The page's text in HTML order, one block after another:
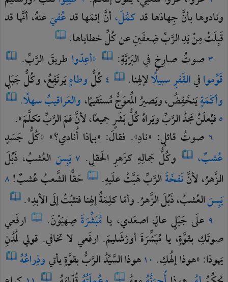
ونادوهابأنَّجِهادَهاقدكمُلَ،أنَّإثمَهاقدعُفيَعنهُ،أنَّهاقد
قَبِلَتْمِنْيَدِالرَّبِّضِعفَينِعنكُلِّخطاياها.
٣صوتُصارِخٍ فيالبَرّيَّةِ: «أعِدّوا طريقَالرَّبِّ.
قَوِّموافيالقَفرِسبيلًالإلهِنا. ٤ كُلُّوطاءٍيَرتَفِعُ،وكُلُّجَبَلٍ
وأكَمَةٍيَنخَفِضُ،ويَصيرُالمُعوَجُّمُستَقيمًا،والعَراقيبُسهلًا.
٥فيُعلَنُمَجدُالرَّبِّويَراهُكُلُّبَشَرٍجميعًا،لأنَّفمَالرَّبِّتكلَّمَ».
٦ صوتُ قائلٍ: «نادِ». فقالَ: «بماذا أُنادي؟» «كُلُّ جَسَدٍ
عُشبٌ،
وكُلُّجَمالِهِ كزَهرِالحَقلِ. ٧ يَبِسَالعُشبُ،ذَبُلَ
الزَّهرُ،لأنَّنَفخَةَالرَّبِّهَبَّتْعلَيهِ. حَقًّاالشَّعبُعُشبٌ! ٨
يَبِسَالعُشبُ،ذَبُلَالزَّهرُ.وأمّاكلِمَةُإلهِنافتثبُتُإلَىالأبدِ».
٩ علَىجَبَلٍعالٍاصعَدي، يا مُبَشِّرَةَصِهيَوْنَ. ارفَعي
صوتَكِبقوَّةٍ،يامُبَشِّرَةَأورُشَليمَ.ارفَعيلاتخافي. قوليلمُدُنِ
يَهوذا:«هوذاإلهُكِ. ١٠هوذاالسَّيِّدُالرَّبُّبقوَّةٍيأتيوذِراعُهُ